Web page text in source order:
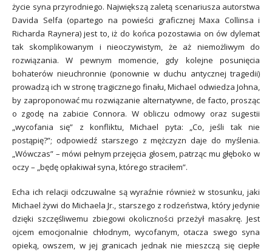
życie syna przyrodniego. Największą zaletą scenariusza autorstwa
Davida Selfa (opartego na powieści graficznej Maxa Collinsa i
Richarda Raynera) jest to, iż do końca pozostawia on ów dylemat
tak skomplikowanym i nieoczywistym, że aż niemożliwym do
rozwiązania. W pewnym momencie, gdy kolejne posunięcia
bohaterów nieuchronnie (ponownie w duchu antycznej tragedii)
prowadzą ich w stronę tragicznego finału, Michael odwiedza Johna,
by zaproponować mu rozwiązanie alternatywne, de facto, prosząc
o zgodę na zabicie Connora. W obliczu odmowy oraz sugestii
„wycofania się” z konfliktu, Michael pyta: „Co, jeśli tak nie
postąpię?”; odpowiedź starszego z mężczyzn daje do myślenia.
„Wówczas” – mówi pełnym przejęcia głosem, patrząc mu głęboko w
oczy – „będę opłakiwał syna, którego straciłem”.
Echa ich relacji odczuwalne są wyraźnie również w stosunku, jaki
Michael żywi do Michaela Jr., starszego z rodzeństwa, który jedynie
dzięki szczęśliwemu zbiegowi okoliczności przeżył masakrę. Jest
ojcem emocjonalnie chłodnym, wycofanym, otacza swego syna
opieką, owszem, w jej granicach jednak nie mieszczą się ciepłe